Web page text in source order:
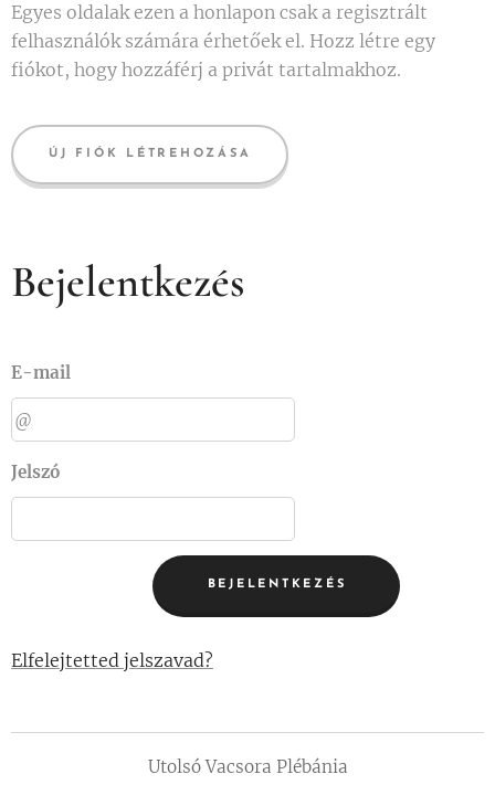
Egyes oldalak ezen a honlapon csak a regisztrált
felhasználók számára érhetőek el. Hozz létre egy
fiókot, hogy hozzáférj a privát tartalmakhoz.
ÚJ FIÓK LÉTREHOZÁSA
Bejelentkezés
E-mail
Jelszó
BEJELENTKEZÉS
Elfelejtetted jelszavad?
Utolsó Vacsora Plébánia